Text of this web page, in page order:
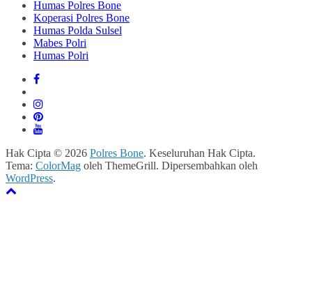
Humas Polres Bone
Koperasi Polres Bone
Humas Polda Sulsel
Mabes Polri
Humas Polri
Hak Cipta © 2026 Polres Bone. Keseluruhan Hak Cipta.
Tema: ColorMag oleh ThemeGrill. Dipersembahkan oleh
WordPress.